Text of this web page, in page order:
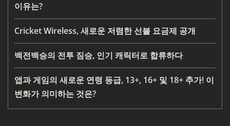
이유는?
Cricket Wireless, 새로운 저렴한 선불 요금제 공개
백전백승의 전투 짐승, 인기 캐릭터로 합류하다
앱과 게임의 새로운 연령 등급, 13+, 16+ 및 18+ 추가! 이
변화가 의미하는 것은?